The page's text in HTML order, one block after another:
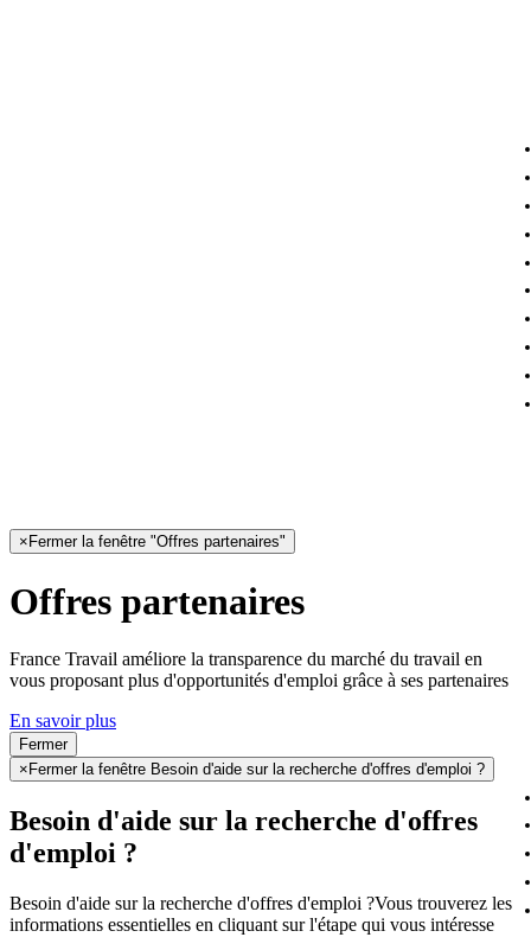
× Fermer la fenêtre "Offres partenaires"
Offres partenaires
France Travail améliore la transparence du marché du travail en
vous proposant plus d'opportunités d'emploi grâce à ses partenaires
En savoir plus
Fermer
× Fermer la fenêtre Besoin d'aide sur la recherche d'offres d'emploi ?
Besoin d'aide sur la recherche d'offres
d'emploi ?
Besoin d'aide sur la recherche d'offres d'emploi ?Vous trouverez les
informations essentielles en cliquant sur l'étape qui vous intéresse